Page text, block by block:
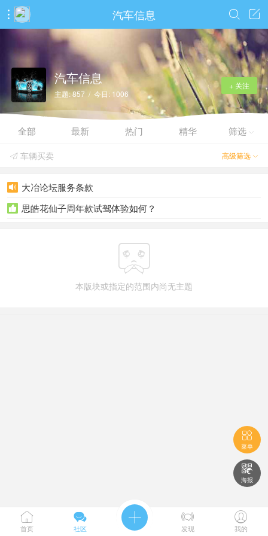
 汽车信息 

+ 关注
汽车信息
主题: 857 / 今日: 1006
全部 最新 热门 精华 筛选 
高级筛选 
 车辆买卖
 大冶论坛服务条款
 思皓花仙子周年款试驾体验如何？

本版块或指定的范围内尚无主题

菜单

海报

首页

社区
 
发现

我的